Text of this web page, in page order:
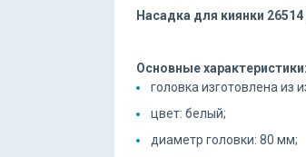
Насадка для киянки
Основные характеристики:
головка изготовлена из
цвет: белый;
диаметр головки: 80 мм;